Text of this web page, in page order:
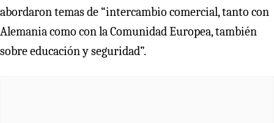
abordaron temas de “intercambio comercial, tanto con
Alemania como con la Comunidad Europea, también
sobre educación y seguridad”.